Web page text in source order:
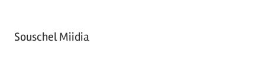
Souschel Miidia